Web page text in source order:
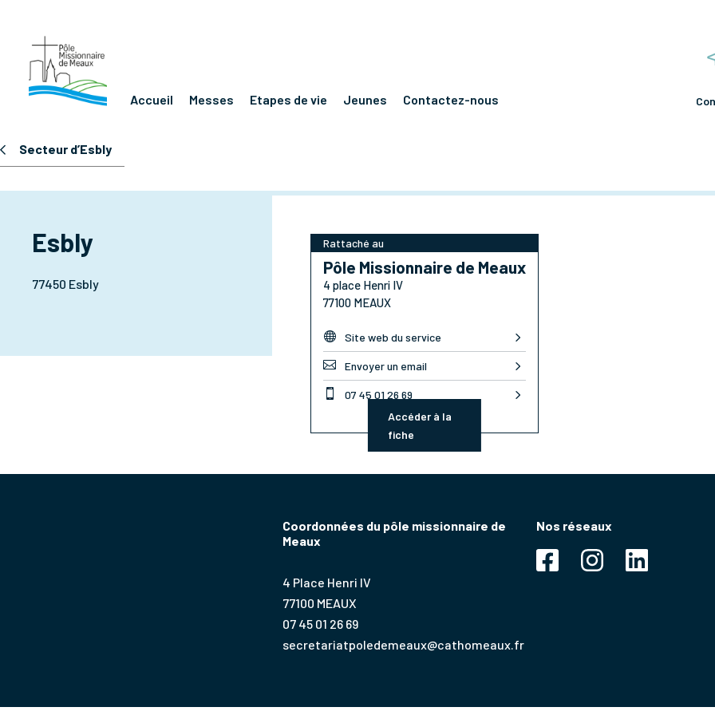
Accueil Messes Etapes de vie Jeunes Contactez-nous
Secteur d’Esbly
Esbly
77450 Esbly
Rattaché au
Pôle Missionnaire de Meaux
4 place Henri IV
77100 MEAUX
 Site web du service
 Envoyer un email

07 45 01 26 69
Accéder à la
fiche
Coordonnées du pôle missionnaire de
Meaux
4 Place Henri IV
77100 MEAUX
07 45 01 26 69
secretariatpoledemeaux@cathomeaux.fr
Nos réseaux